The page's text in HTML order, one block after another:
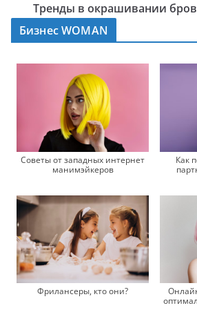
Тренды в окрашивании
Бизнес WOMAN
Советы от западных интернет
манимэйкеров
Как
Фрилансеры, кто они?